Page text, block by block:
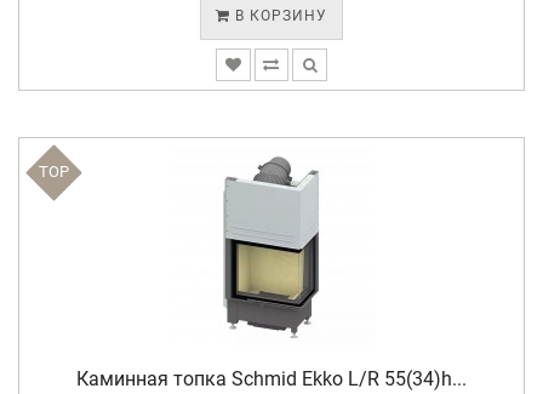
В КОРЗИНУ
TOP
Каминная топка Schmid Ekko L/R 55(34)h...